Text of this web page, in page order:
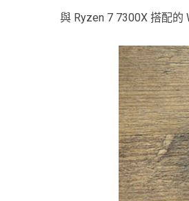
與 Ryzen 7 7300X 搭配的